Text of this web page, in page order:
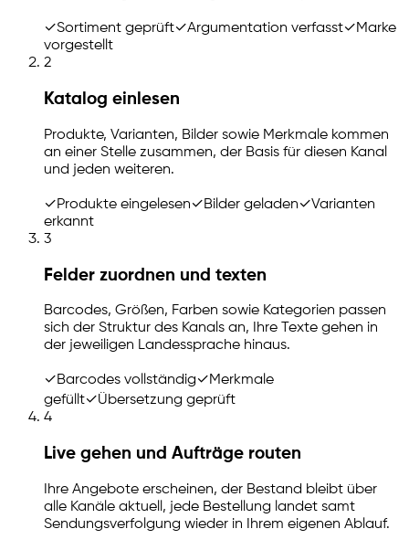
✓Sortiment geprüft✓Argumentation verfasst✓Marke
vorgestellt
2
Katalog einlesen
Produkte, Varianten, Bilder sowie Merkmale kommen
an einer Stelle zusammen, der Basis für diesen Kanal
und jeden weiteren.
✓Produkte eingelesen✓Bilder geladen✓Varianten
erkannt
3
Felder zuordnen und texten
Barcodes, Größen, Farben sowie Kategorien passen
sich der Struktur des Kanals an, Ihre Texte gehen in
der jeweiligen Landessprache hinaus.
✓Barcodes vollständig✓Merkmale
gefüllt✓Übersetzung geprüft
4
Live gehen und Aufträge routen
Ihre Angebote erscheinen, der Bestand bleibt über
alle Kanäle aktuell, jede Bestellung landet samt
Sendungsverfolgung wieder in Ihrem eigenen Ablauf.